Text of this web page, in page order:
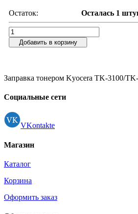
Остаток: Осталась 1
Добавить в корзину
Заправка тонером Kyocera TK-3100/
Социальные сети
VKontakte
Магазин
Каталог
Корзина
Оформить заказ